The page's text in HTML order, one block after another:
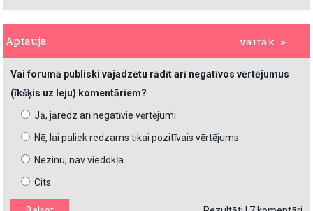
vairāk >
Aptauja
Vai forumā publiski vajadzētu rādīt arī negatīvos vērtējumus
(īkšķis uz leju) komentāriem?
Jā, jāredz arī negatīvie vērtējumi
Nē, lai paliek redzams tikai pozitīvais vērtējums
Nezinu, nav viedokļa
Cits